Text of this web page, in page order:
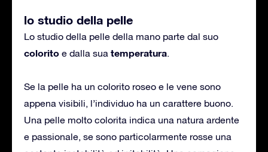
lo studio della pelle
Lo studio della pelle della mano parte dal suo
colorito e dalla sua temperatura.
Se la pelle ha un colorito roseo e le vene sono
appena visibili, l’individuo ha un carattere buono.
Una pelle molto colorita indica una natura ardente
e passionale, se sono particolarmente rosse una